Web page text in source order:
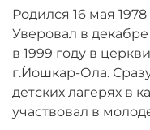
Родился 16 мая
Уверовал в
в 1999 году в
г.Йошкар-Ола.
детских лагерях в
участвовал в